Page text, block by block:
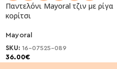
Παντελόνι Μayoral τζιν με ρίγα
κορίτσι
Mayoral
SKU: 16-07525-089
36.00€